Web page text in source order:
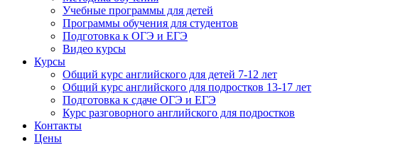
Учебные программы для детей
Программы обучения для студентов
Подготовка к ОГЭ и ЕГЭ
Видео курсы
Курсы
Общий курс английского для детей 7-12 лет
Общий курс английского для подростков 13-17 лет
Подготовка к сдаче ОГЭ и ЕГЭ
Курс разговорного английского для подростков
Контакты
Цены